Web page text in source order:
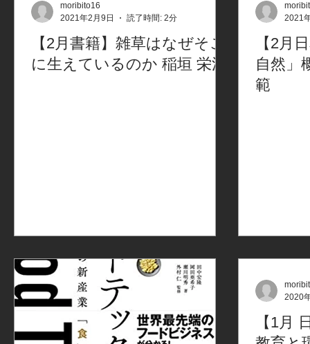
【2月書籍】雑草はなぜそこ
に生えているのか 稲垣 栄洋
moribito16
2021年2月9日
読了時間: 2分
【2月
自然」
範
2021
【1月
2020